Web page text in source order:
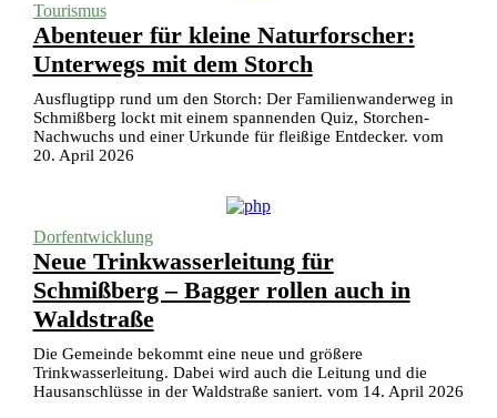
Tourismus
Abenteuer für kleine Naturforscher:
Unterwegs mit dem Storch
Ausflugtipp rund um den Storch: Der Familienwanderweg in
Schmißberg lockt mit einem spannenden Quiz, Storchen-
Nachwuchs und einer Urkunde für fleißige Entdecker. vom
20. April 2026
Dorfentwicklung
Neue Trinkwasserleitung für
Schmißberg – Bagger rollen auch in
Waldstraße
Die Gemeinde bekommt eine neue und größere
Trinkwasserleitung. Dabei wird auch die Leitung und die
Hausanschlüsse in der Waldstraße saniert. vom 14. April 2026